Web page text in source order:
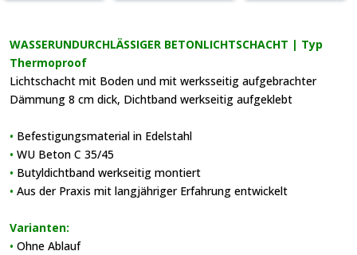
WASSERUNDURCHLÄSSIGER BETONLICHTSCHACHT | Typ
Thermoproof
Lichtschacht mit Boden und mit werksseitig aufgebrachter
Dämmung 8 cm dick, Dichtband werkseitig aufgeklebt
• Befestigungsmaterial in Edelstahl
• WU Beton C 35/45
• Butyldichtband werkseitig montiert
• Aus der Praxis mit langjähriger Erfahrung entwickelt
Varianten:
• Ohne Ablauf